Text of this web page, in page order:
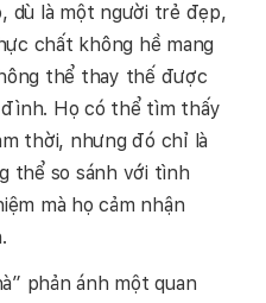
dù là một người trẻ đẹp,
chất không hề mang
thể thay thế được
Họ có thể tìm thấy
thời, nhưng đó chỉ là
thể so sánh với tình
mà họ cảm nhận
phản ánh một quan